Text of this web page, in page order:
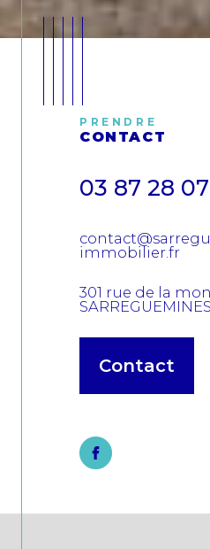
PRENDRE
CONTACT
03 87 28 07
immobilier.fr
301 rue de la
SARREGUEMINES
Contact